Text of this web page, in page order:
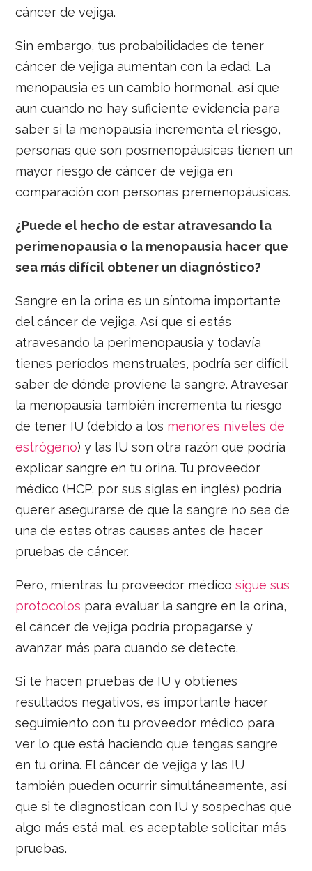
cáncer de vejiga.
Sin embargo, tus probabilidades de tener
cáncer de vejiga aumentan con la edad. La
menopausia es un cambio hormonal, así que
aun cuando no hay suficiente evidencia para
saber si la menopausia incrementa el riesgo,
personas que son posmenopáusicas tienen un
mayor riesgo de cáncer de vejiga en
comparación con personas premenopáusicas.
¿Puede el hecho de estar atravesando la
perimenopausia o la menopausia hacer que
sea más difícil obtener un diagnóstico?
Sangre en la orina es un síntoma importante
del cáncer de vejiga. Así que si estás
atravesando la perimenopausia y todavía
tienes períodos menstruales, podría ser difícil
saber de dónde proviene la sangre. Atravesar
la menopausia también incrementa tu riesgo
de tener IU (debido a los menores niveles de
estrógeno) y las IU son otra razón que podría
explicar sangre en tu orina. Tu proveedor
médico (HCP, por sus siglas en inglés) podría
querer asegurarse de que la sangre no sea de
una de estas otras causas antes de hacer
pruebas de cáncer.
Pero, mientras tu proveedor médico sigue sus
protocolos para evaluar la sangre en la orina,
el cáncer de vejiga podría propagarse y
avanzar más para cuando se detecte.
Si te hacen pruebas de IU y obtienes
resultados negativos, es importante hacer
seguimiento con tu proveedor médico para
ver lo que está haciendo que tengas sangre
en tu orina. El cáncer de vejiga y las IU
también pueden ocurrir simultáneamente, así
que si te diagnostican con IU y sospechas que
algo más está mal, es aceptable solicitar más
pruebas.